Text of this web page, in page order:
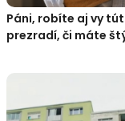
Páni, robíte aj vy
prezradí, či máte